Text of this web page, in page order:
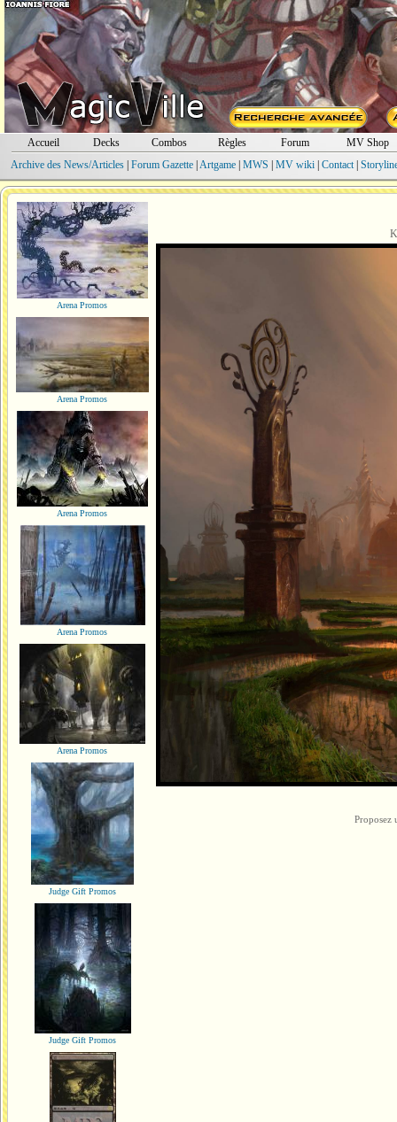
Accueil Decks Combos Règles Forum
MV Shop
Archive des News/Articles| Forum Gazette| Artgame| MWS MV wiki| Contact|
Arena Promos
Arena Promos
Arena Promos
Arena Promos
Arena Promos
Judge Gift Promos
Judge Gift Promos
Proposez